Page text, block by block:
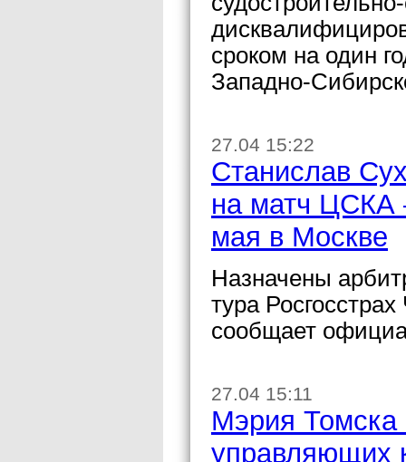
сроком на один
Западно-
27.04 15:22
Станислав
на матч ЦСКА
мая в Москве
Назначены
тура
сообщает
27.04 15:11
Мэрия Томска
управляющих